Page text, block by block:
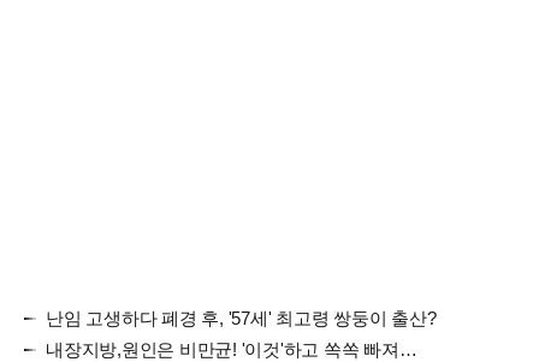
난임 고생하다 폐경 후, '57세' 최고령 쌍둥이 출산?
내장지방,원인은 비만균! '이것'하고 쏙쏙 빠져…